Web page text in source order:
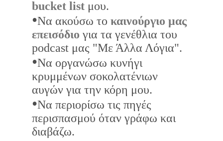
bucket list μου.
•Να ακούσω το καινούργιο μας
επεισόδιο για τα γενέθλια του
podcast μας "Με Άλλα Λόγια".
•Να οργανώσω κυνήγι
κρυμμένων σοκολατένιων
αυγών για την κόρη μου.
•Να περιορίσω τις πηγές
περισπασμού όταν γράφω και
διαβάζω.